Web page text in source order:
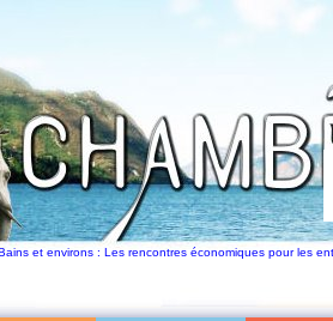
et environs : Les rencontres économiques pour les